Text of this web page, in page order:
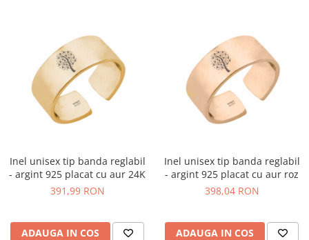
Inel unisex tip banda reglabil
- argint 925 placat cu aur 24K
391,99 RON
ADAUGA IN COS
Inel unisex tip banda reglabil
- argint 925 placat cu aur roz
398,04 RON
ADAUGA IN COS